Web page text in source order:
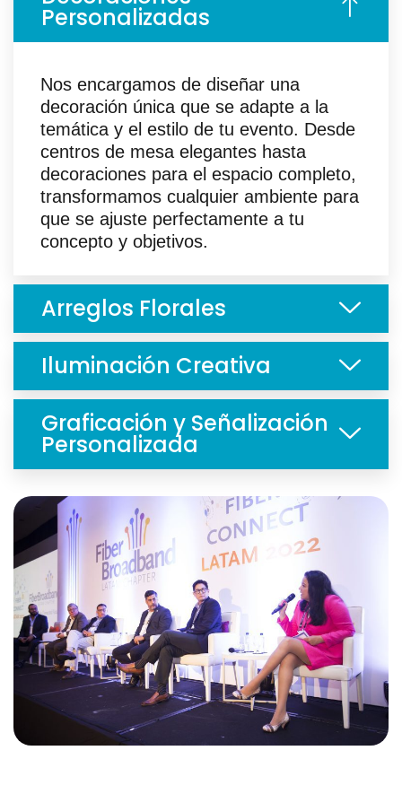
Personalizadas
Nos encargamos de diseñar una
decoración única que se adapte a la
temática y el estilo de tu evento. Desde
centros de mesa elegantes hasta
decoraciones para el espacio completo,
transformamos cualquier ambiente para
que se ajuste perfectamente a tu
concepto y objetivos.
Arreglos Florales
Iluminación Creativa
Graficación y Señalización
Personalizada